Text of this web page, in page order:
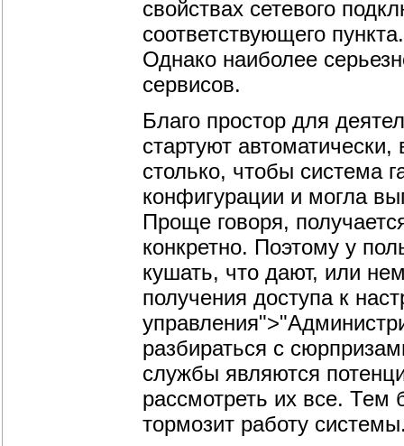
свойствах сетевого
соответствующего пункта.
Однако наиболее
сервисов.
Благо простор для
стартуют
столько, чтобы система
конфигурации и могла
Проще говоря,
конкретно. Поэтому у
кушать, что дают, или
получения доступа к
разбираться с
службы являются
рассмотреть их все.
тормозит работу